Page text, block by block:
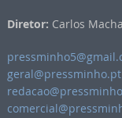
Diretor: Carlos
geral@pressminho.pt